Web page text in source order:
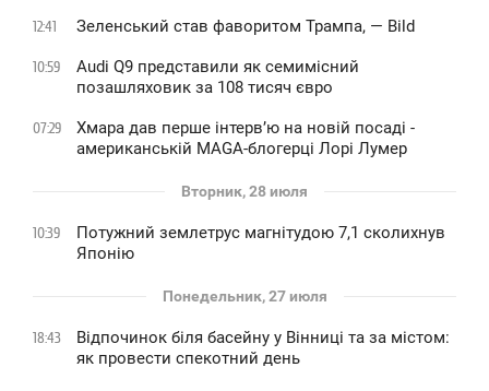
12:41 Зеленський став фаворитом Трампа, — Bild
10:59
Audi Q9 представили як семимісний
позашляховик за 108 тисяч євро
07:29
Хмара дав перше інтервʼю на новій посаді -
американській MAGA-блогерці Лорі Лумер
Вторник, 28 июля
10:39
Потужний землетрус магнітудою 7,1 сколихнув
Японію
Понедельник, 27 июля
18:43
Відпочинок біля басейну у Вінниці та за містом:
як провести спекотний день